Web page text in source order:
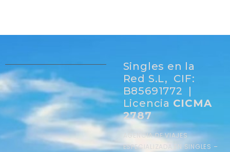
Singles en la
Red S.L, CIF:
B85691772 |
Licencia CICMA
2787
AGENCIA DE VIAJES
ESPECIALIZADA EN SINGLES –